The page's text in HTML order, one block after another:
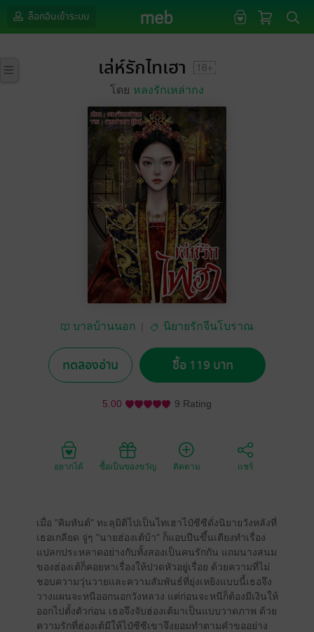
ล็อกอินเข้าระบบ
เล่ห์รักไทเฮา
โดย หลงรักเหล่ากง
บาลบ้านนอก นิยายรักจีนโบราณ
ทดลองอ่าน ซื้อ 119 บาท
5.00 9 Rating
อยากได้ ซื้อเป็นของขวัญ ติดตาม แชร์
เมื่อ "คิมหันต์" ทะลุมิติไปเป็นไทเฮาไป๋ซีซีดั่งนิยายวังหลังที่
เธอเกลียด จู่ๆ "นายฮ่องเต้บ้า" ก็แอบปีนขึ้นเตียงทำเรื่อง
แปลกประหลาดอย่างกับทั้งสองเป็นคนรักกัน แถมนางสนม
ของฮ่องเต้ก็คอยหาเรื่องให้ปวดหัวอยู่เรื่อย ด้วยความที่ไม่
ชอบความวุ่นวายและความสัมพันธ์ที่ยุ่งเหยิงแบบนี้เธอจึง
วางแผนจะหนีออกนอกวังหลวง แต่ก่อนจะหนีก็ต้องมีเงินให้
ออกไปตั้งตัวก่อน เธอจึงจับฮ่องเต้มาเป็นแบบวาดภาพ ด้วย
ความรักที่ฮ่องเต้มีให้ไป๋ซีซีเขาจึงยอมทำตามคำขออย่าง